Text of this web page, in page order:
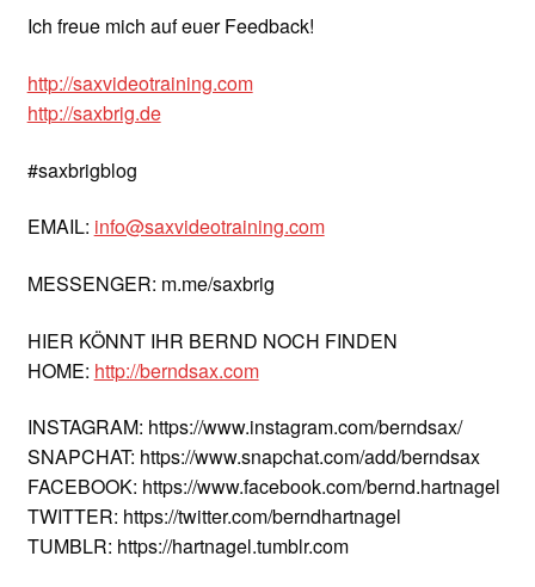
Ich freue mich auf euer Feedback!
http://saxvideotraining.com
http://saxbrig.de
#saxbrigblog
EMAIL: info@saxvideotraining.com
MESSENGER: m.me/saxbrig
HIER KÖNNT IHR BERND NOCH FINDEN
HOME: http://berndsax.com
INSTAGRAM: https://www.instagram.com/berndsax/
SNAPCHAT: https://www.snapchat.com/add/berndsax
FACEBOOK: https://www.facebook.com/bernd.hartnagel
TWITTER: https://twitter.com/berndhartnagel
TUMBLR: https://hartnagel.tumblr.com